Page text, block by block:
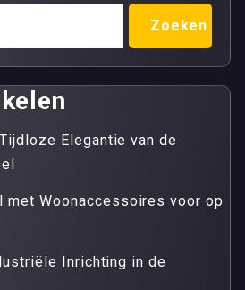
Zoeken
Elegantie van de
met Woonaccessoires voor op
Inrichting in de